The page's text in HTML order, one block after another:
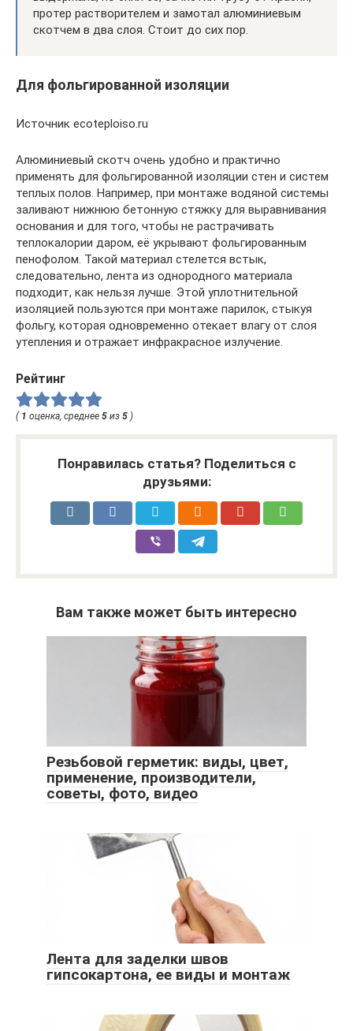
протер растворителем и замотал алюминиевым
скотчем в два слоя. Стоит до сих пор.
Для фольгированной изоляции
Источник ecoteploiso.ru
Алюминиевый скотч очень удобно и практично
применять для фольгированной изоляции стен и систем
теплых полов. Например, при монтаже водяной системы
заливают нижнюю бетонную стяжку для выравнивания
основания и для того, чтобы не растрачивать
теплокалории даром, её укрывают фольгированным
пенофолом. Такой материал стелется встык,
следовательно, лента из однородного материала
подходит, как нельзя лучше. Этой уплотнительной
изоляцией пользуются при монтаже парилок, стыкуя
фольгу, которая одновременно отекает влагу от слоя
утепления и отражает инфракрасное излучение.
Рейтинг
( 1 оценка, среднее 5 из 5 )
Понравилась статья? Поделиться с
друзьями:
Вам также может быть интересно
Резьбовой герметик: виды, цвет,
применение, производители,
советы, фото, видео
Лента для заделки швов
гипсокартона, ее виды и монтаж